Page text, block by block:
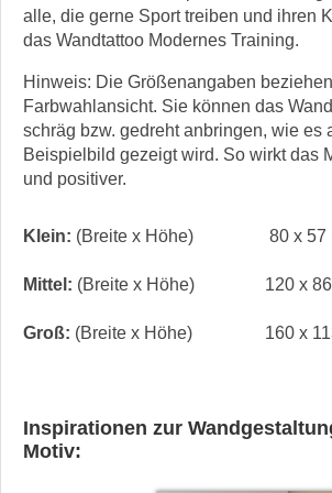
alle, die gerne Sport treiben und ihren
das Wandtattoo Modernes Training.
Hinweis: Die Größenangaben
Farbwahlansicht. Sie können das
schräg bzw. gedreht anbringen, wie es
Beispielbild gezeigt wird. So wirkt das
und positiver.
Klein: (Breite x Höhe) 80 x 57
Mittel: (Breite x Höhe) 120 x
Groß: (Breite x Höhe) 160 x
Inspirationen zur
Motiv: